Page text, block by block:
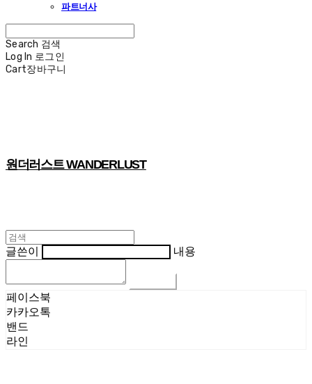
파트너사
Search 검색
Log In 로그인
Cart장바구니
원더러스트 WANDERLUST
글쓴이 내용
페이스북
카카오톡
밴드
라인